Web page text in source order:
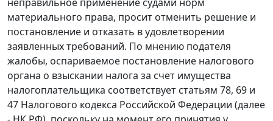
материального права, просит отменить решение и
постановление и отказать в удовлетворении
заявленных требований. По мнению подателя
жалобы, оспариваемое постановление налогового
органа о взыскании налога за счет имущества
налогоплательщика соответствует статьям 78, 69 и
47 Налогового кодекса Российской Федерации (далее